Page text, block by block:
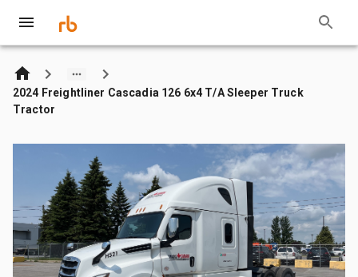
2024 Freightliner Cascadia 126 6x4 T/A Sleeper Truck
Tractor